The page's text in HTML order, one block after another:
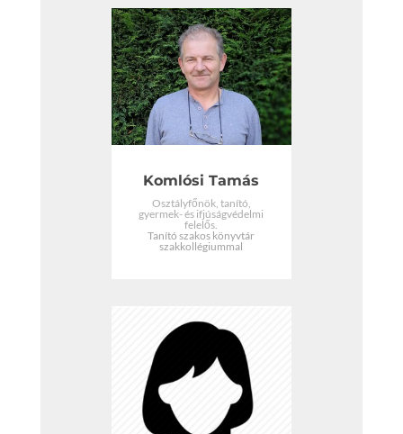
Komlósi Tamás
Osztályfőnök, tanító,
gyermek- és ifjúságvédelmi
felelős.
Tanító szakos könyvtár
szakkollégiummal